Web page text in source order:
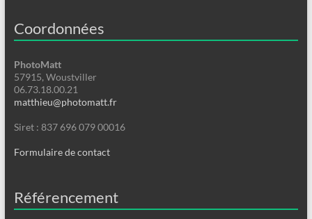
Coordonnées
PhotoMatt
57915, Woustviller
06.73.18.00.21
matthieu@photomatt.fr
Siret : 837 696 079 00016
Formulaire de contact
Référencement